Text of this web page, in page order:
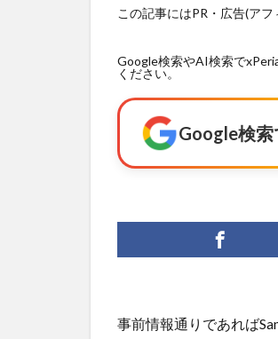
この記事にはPR・広告(ア
Google検索やAI検索で
ください。
Google検
事前情報通りであれば